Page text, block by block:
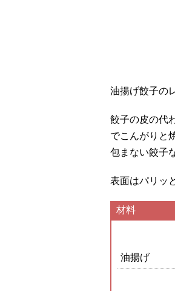
油揚げ餃子の
餃子の皮の代
でこんがりと
包まない餃子
表面はパリッ
材料
油揚げ